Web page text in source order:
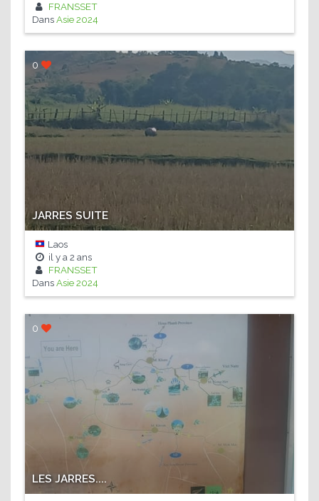
FRANSSET
DansAsie 2024
0
JARRES SUITE
Laos
il y a 2 ans
FRANSSET
DansAsie 2024
0
LES JARRES....